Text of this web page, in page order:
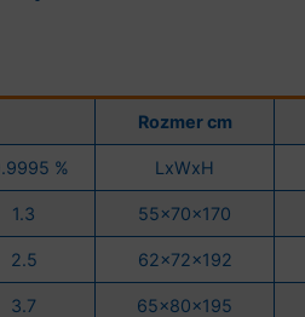
Rozmer cm
% LxWxH
1.3 55x70x170
2.5 62x72x192
3.7 65x80x195